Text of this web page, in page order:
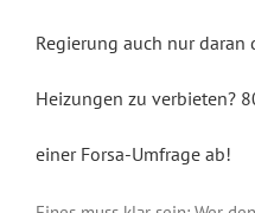
Regierung auch nur
Heizungen zu verbieten?
einer Forsa-Umfrage ab!